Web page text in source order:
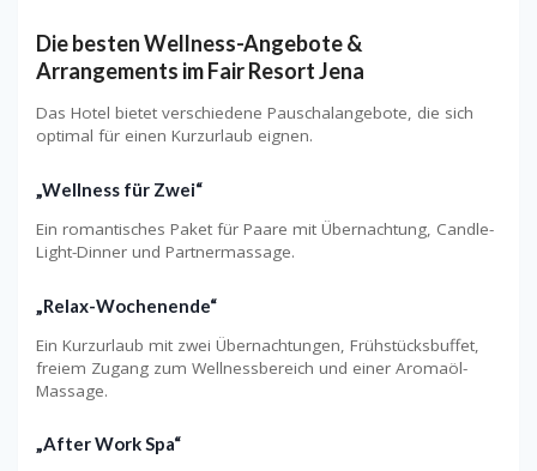
Die bestenWellness-Angebote &
Arrangements im Fair Resort Jena
Das Hotel bietet verschiedene Pauschalangebote, die sich
optimal für einen Kurzurlaub eignen.
„Wellness für Zwei“
Ein romantisches Paket für Paare mit Übernachtung, Candle-
Light-Dinner und Partnermassage.
„Relax-Wochenende“
Ein Kurzurlaub mit zwei Übernachtungen, Frühstücksbuffet,
freiem Zugang zum Wellnessbereich und einer Aromaöl-
Massage.
„After Work Spa“